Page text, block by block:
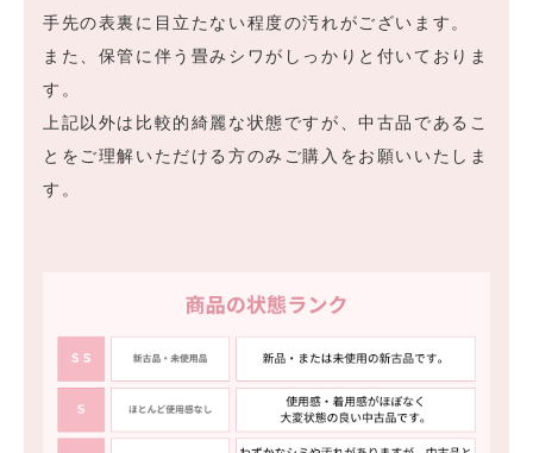
手先の表裏に目立たない程度の汚れがございます。
また、保管に伴う畳みシワがしっかりと付いておりま
す。
上記以外は比較的綺麗な状態ですが、中古品であるこ
とをご理解いただける方のみご購入をお願いいたしま
す。